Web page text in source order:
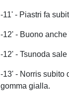
-11' - Piastri fa
-12' - Buono
-12' - Tsunoda sale
-13' - Norris subito
gomma gialla.